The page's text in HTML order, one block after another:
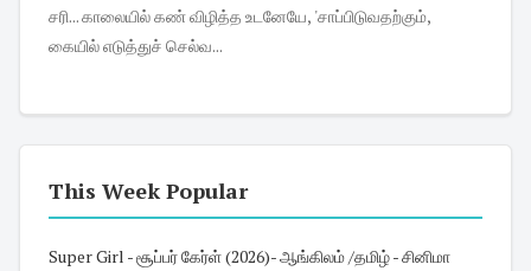
சரி... காலையில் கண் விழித்த உடனேயே, 'சாப்பிடுவதற்கும்,
கையில் எடுத்துச் செல்வ...
This Week Popular
Super Girl - சூப்பர் கேர்ள் (2026)- ஆங்கிலம் /தமிழ் - சினிமா